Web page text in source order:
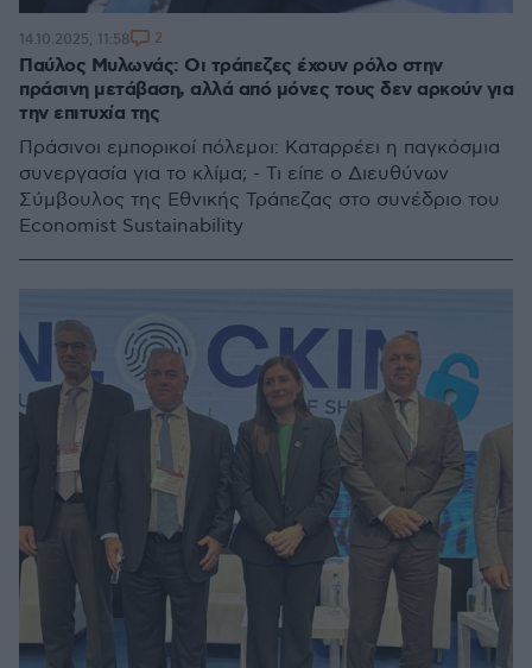
Παύλος Μυλωνάς: Οι τράπεζες έχουν ρόλο στην
πράσινη μετάβαση, αλλά από μόνες τους δεν αρκούν για
την επιτυχία της
Πράσινοι εμπορικοί πόλεμοι: Καταρρέει η παγκόσμια
συνεργασία για το κλίμα; - Τι είπε ο Διευθύνων
Σύμβουλος της Εθνικής Τράπεζας στο συνέδριο του
Economist Sustainability
14.10.2025, 11:58 2